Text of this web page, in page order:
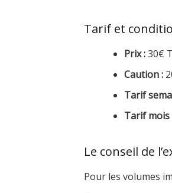
Tarif et
Prix :30€
Caution :
Tarif
Tarif mois
Le conseil de
Pour les volumes